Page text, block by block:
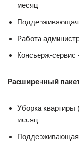
месяц
Поддерживающая
Работа
Консьерж-
Расширенный
Уборка квартиры
месяц
Поддерживающая